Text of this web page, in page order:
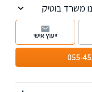
משרד בוטיק
בתחומו, עם ניסיון של 31 שנה בייצוג לקוחות
רפואיות.
את הפיצוי
עו"ד דניאל
במילואים,
דוקטורט
055-
ייעוץ אישי